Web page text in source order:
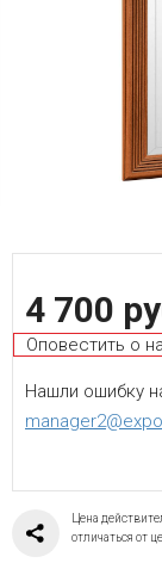
4 700
Оповестить о
Нашли ошибку
Цена
отличаться от